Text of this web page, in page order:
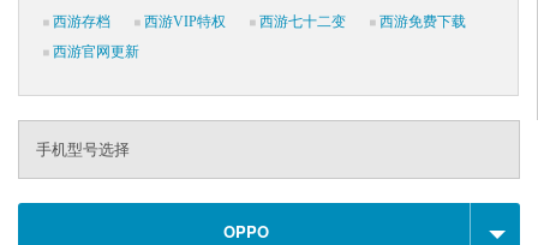
西游存档
西游VIP特权 西游七十二变
西游免费下载
西游官网更新
手机型号选择
OPPO